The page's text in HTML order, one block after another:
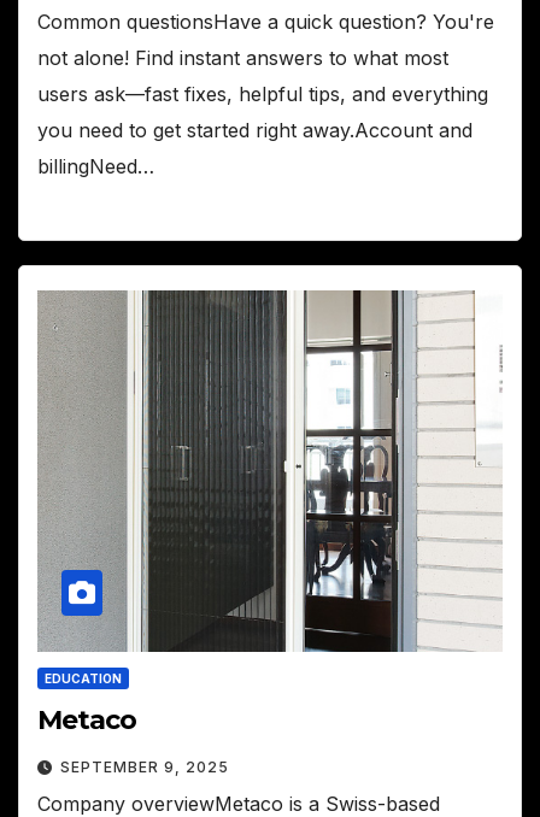
Common questionsHave a quick question? You're
not alone! Find instant answers to what most
users ask—fast fixes, helpful tips, and everything
you need to get started right away.Account and
billingNeed…
EDUCATION
Metaco
SEPTEMBER 9, 2025
Company overviewMetaco is a Swiss-based